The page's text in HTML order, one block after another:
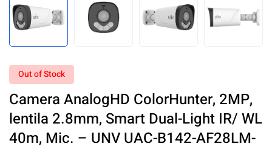
Out of Stock
Camera AnalogHD ColorHunter, 2MP,
lentila 2.8mm, Smart Dual-Light IR/ WL
40m, Mic. – UNV UAC-B142-AF28LM-